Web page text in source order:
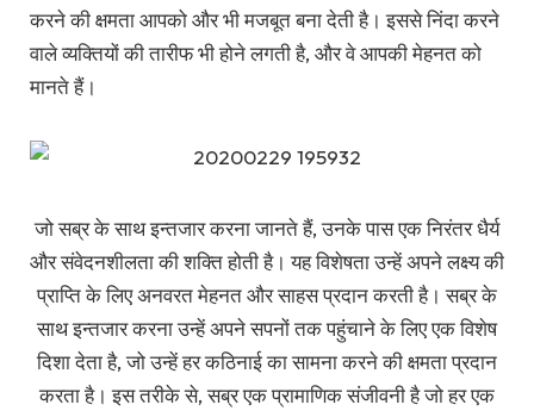
करने की क्षमता आपको और भी मजबूत बना देती है। इससे निंदा करने
वाले व्यक्तियों की तारीफ भी होने लगती है, और वे आपकी मेहनत को
मानते हैं।
जो सब्र के साथ इन्तजार करना जानते हैं, उनके पास एक निरंतर धैर्य
और संवेदनशीलता की शक्ति होती है। यह विशेषता उन्हें अपने लक्ष्य की
प्राप्ति के लिए अनवरत मेहनत और साहस प्रदान करती है। सब्र के
साथ इन्तजार करना उन्हें अपने सपनों तक पहुंचाने के लिए एक विशेष
दिशा देता है, जो उन्हें हर कठिनाई का सामना करने की क्षमता प्रदान
करता है। इस तरीके से, सब्र एक प्रामाणिक संजीवनी है जो हर एक